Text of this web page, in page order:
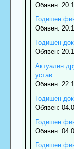
Обявен:
Годишен
Обявен:
Годишен
Обявен:
Актуален
устав
Обявен:
Годишен
Обявен:
Годишен
Обявен:
Годишен